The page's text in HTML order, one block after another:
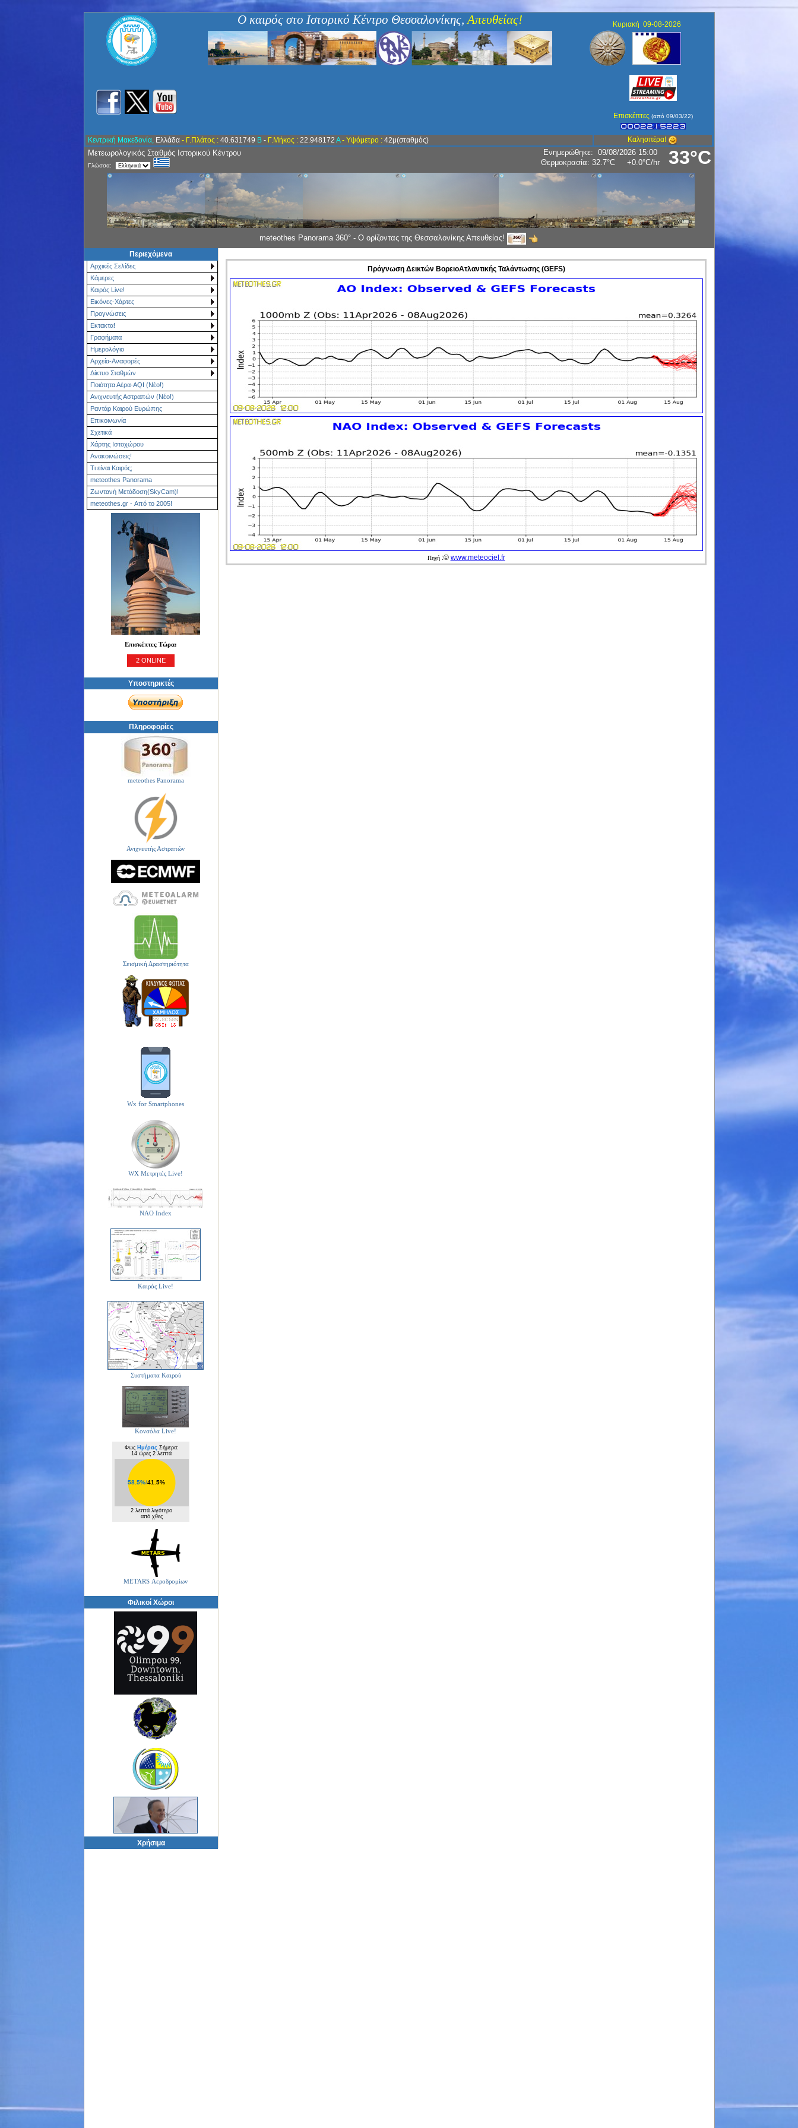
Ο καιρός στο Ιστορικό Κέντρο Θεσσαλονίκης,Απευθείας! Κυριακή 09-08-2026
Επισκέπτες (από 09/03/22)
Κεντρική Μακεδονία, Ελλάδα - Γ.Πλάτος :40.631749 Β- Γ.Μήκος :22.948172 Α- Υψόμετρο :42μ(σταθμός) Καλησπέρα!
33°C
Μετεωρολογικός Σταθμός Ιστορικού Κέντρου
Γλώσσα:
Ενημερώθηκε: 09/08/2026 15:00
Θερμοκρασία: 32.7°C +0.0°C/hr
meteothes Panorama 360° - Ο ορίζοντας της Θεσσαλονίκης Απευθείας!
Περιεχόμενα
Αρχικές Σελίδες
Κάμερες
Καιρός Live!
Εικόνες-Χάρτες
Προγνώσεις
Εκτακτα!
Γραφήματα
Ημερολόγιο
Αρχεία-Αναφορές
Δίκτυο Σταθμών
Ποιότητα Αέρα-AQI (Νέο!)
Ανιχνευτής Αστραπών (Νέο!)
Ραντάρ Καιρού Ευρώπης
Επικοινωνία
Σχετικά
Χάρτης Ιστοχώρου
Ανακοινώσεις!
Τι είναι Καιρός;
meteothes Panorama
Ζωντανή Μετάδοση(SkyCam)!
meteothes.gr - Από το 2005!
Επισκέπτες Τώρα:
2 ONLINE
Υποστηρικτές
Πληροφορίες
meteothes Panorama
Ανιχνευτής Αστραπών
Σεισμική Δραστηριότητα
Wx for Smartphones
WX Μετρητές Live!
NAO Index
Καιρός Live!
Συστήματα Καιρού
Κονσόλα Live!
Φως Ημέρας Σήμερα:
14 ώρες 2 λεπτά
58.5%/41.5%
2 λεπτά λιγότερο
από χθες
METARS Αεροδρομίων
Φιλικοί Χώροι
Χρήσιμα
Πρόγνωση Δεικτών ΒορειοΑτλαντικής Ταλάντωσης (GEFS)
Πηγή :© www.meteociel.fr